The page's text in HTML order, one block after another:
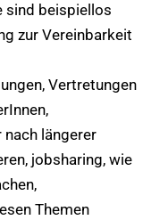
sind beispiellos
zur Vereinbarkeit
Vertretungen
längerer
jobsharing, wie
Themen